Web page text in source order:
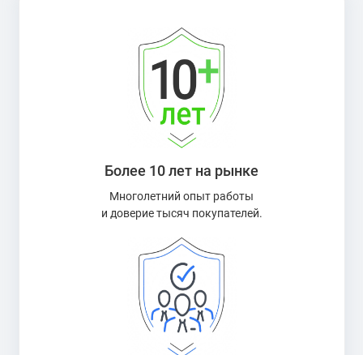
Более 10 лет на рынке
Многолетний опыт работы
и доверие тысяч покупателей.